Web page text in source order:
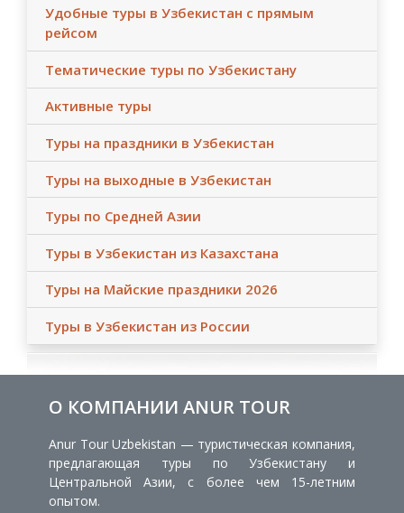
Удобные туры в Узбекистан с прямым
рейсом
Тематические туры по Узбекистану
Активные туры
Туры на праздники в Узбекистан
Туры на выходные в Узбекистан
Туры по Средней Азии
Туры в Узбекистан из Казахстана
Туры на Майские праздники 2026
Туры в Узбекистан из России
О КОМПАНИИ ANUR TOUR
Anur Tour Uzbekistan — туристическая компания,
предлагающая туры по Узбекистану и
Центральной Азии, с более чем 15-летним
опытом.